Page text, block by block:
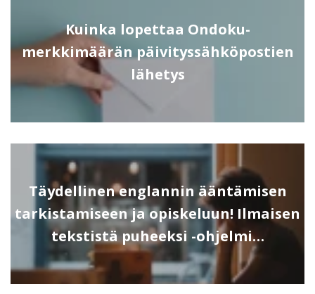
Kuinka lopettaa Ondoku-
merkkimäärän päivityssähköpostien
lähetys
Täydellinen englannin ääntämisen
tarkistamiseen ja opiskeluun! Ilmaisen
tekstistä puheeksi -ohjelmi…